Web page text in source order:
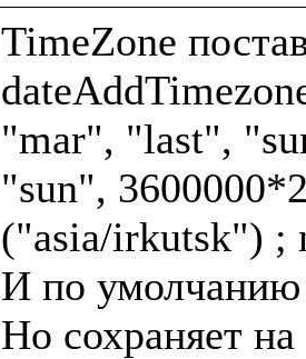
TimeZone
"mar", "last",
"sun",
("asia/irkutsk") ;
И по умолчанию
Но сохраняет